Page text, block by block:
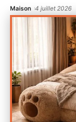
Maison 4 juillet 2026